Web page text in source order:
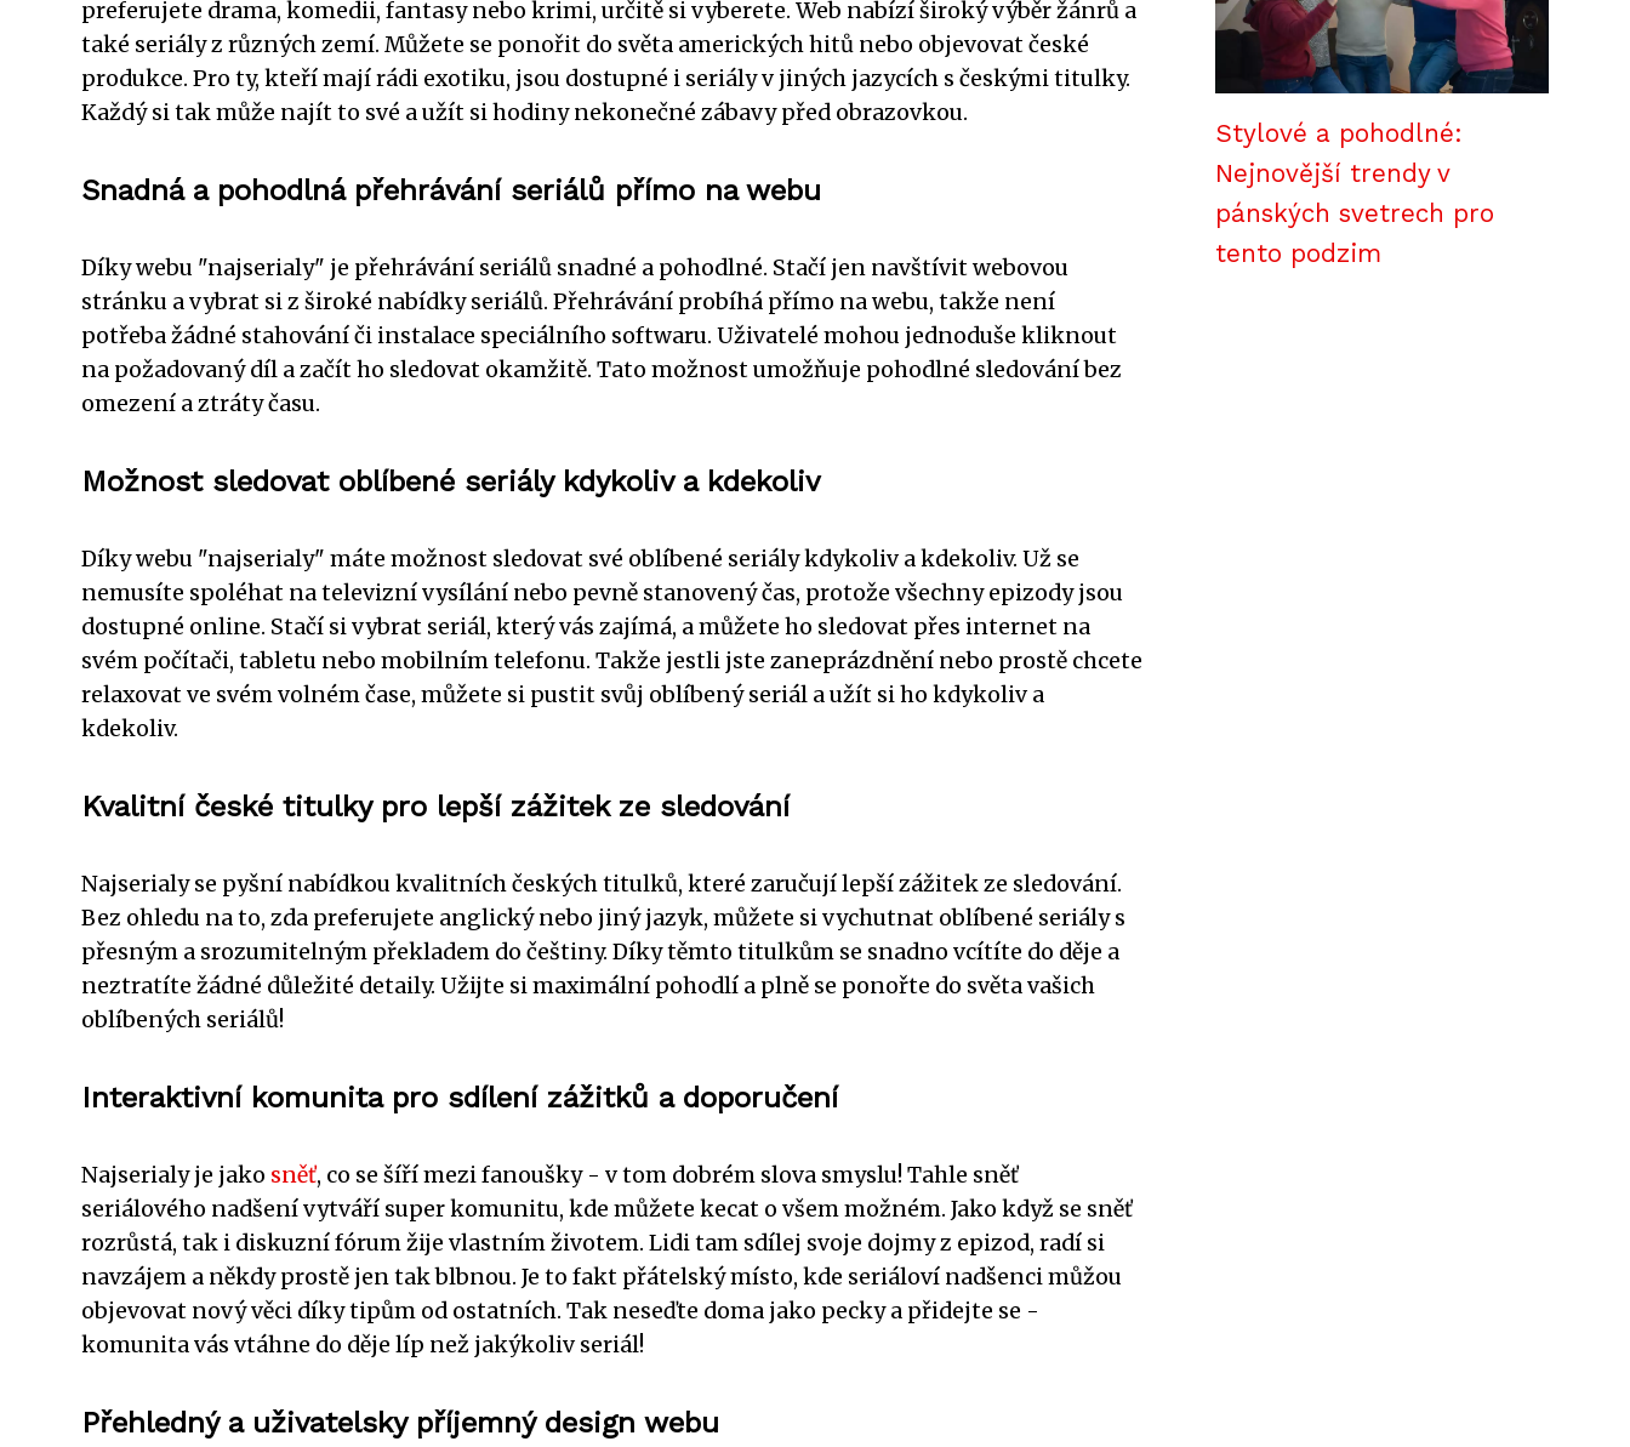
preferujete drama, komedii, fantasy nebo krimi, určitě si vyberete. Web nabízí široký výběr žánrů a
také seriály z různých zemí. Můžete se ponořit do světa amerických hitů nebo objevovat české
produkce. Pro ty, kteří mají rádi exotiku, jsou dostupné i seriály v jiných jazycích s českými titulky.
Každý si tak může najít to své a užít si hodiny nekonečné zábavy před obrazovkou.
Snadná a pohodlná přehrávání seriálů přímo na webu
Díky webu "najserialy" je přehrávání seriálů snadné a pohodlné. Stačí jen navštívit webovou
stránku a vybrat si z široké nabídky seriálů. Přehrávání probíhá přímo na webu, takže není
potřeba žádné stahování či instalace speciálního softwaru. Uživatelé mohou jednoduše kliknout
na požadovaný díl a začít ho sledovat okamžitě. Tato možnost umožňuje pohodlné sledování bez
omezení a ztráty času.
Možnost sledovat oblíbené seriály kdykoliv a kdekoliv
Díky webu "najserialy" máte možnost sledovat své oblíbené seriály kdykoliv a kdekoliv. Už se
nemusíte spoléhat na televizní vysílání nebo pevně stanovený čas, protože všechny epizody jsou
dostupné online. Stačí si vybrat seriál, který vás zajímá, a můžete ho sledovat přes internet na
svém počítači, tabletu nebo mobilním telefonu. Takže jestli jste zaneprázdnění nebo prostě chcete
relaxovat ve svém volném čase, můžete si pustit svůj oblíbený seriál a užít si ho kdykoliv a
kdekoliv.
Kvalitní české titulky pro lepší zážitek ze sledování
Najserialy se pyšní nabídkou kvalitních českých titulků, které zaručují lepší zážitek ze sledování.
Bez ohledu na to, zda preferujete anglický nebo jiný jazyk, můžete si vychutnat oblíbené seriály s
přesným a srozumitelným překladem do češtiny. Díky těmto titulkům se snadno vcítíte do děje a
neztratíte žádné důležité detaily. Užijte si maximální pohodlí a plně se ponořte do světa vašich
oblíbených seriálů!
Interaktivní komunita pro sdílení zážitků a doporučení
Najserialy je jako sněť, co se šíří mezi fanoušky - v tom dobrém slova smyslu! Tahle sněť
seriálového nadšení vytváří super komunitu, kde můžete kecat o všem možném. Jako když se sněť
rozrůstá, tak i diskuzní fórum žije vlastním životem. Lidi tam sdílej svoje dojmy z epizod, radí si
navzájem a někdy prostě jen tak blbnou. Je to fakt přátelský místo, kde seriáloví nadšenci můžou
objevovat nový věci díky tipům od ostatních. Tak neseďte doma jako pecky a přidejte se -
komunita vás vtáhne do děje líp než jakýkoliv seriál!
Přehledný a uživatelsky příjemný design webu
Stylové a pohodlné:
Nejnovější trendy v
pánských svetrech pro
tento podzim